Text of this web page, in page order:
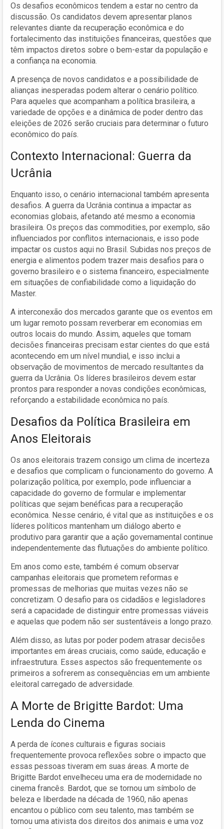
Os desafios econômicos tendem a estar no centro da
discussão. Os candidatos devem apresentar planos
relevantes diante da recuperação econômica e do
fortalecimento das instituições financeiras, questões que
têm impactos diretos sobre o bem-estar da população e
a confiança na economia.
A presença de novos candidatos e a possibilidade de
alianças inesperadas podem alterar o cenário político.
Para aqueles que acompanham a política brasileira, a
variedade de opções e a dinâmica de poder dentro das
eleições de 2026 serão cruciais para determinar o futuro
econômico do país.
Contexto Internacional: Guerra da
Ucrânia
Enquanto isso, o cenário internacional também apresenta
desafios. A guerra da Ucrânia continua a impactar as
economias globais, afetando até mesmo a economia
brasileira. Os preços das commodities, por exemplo, são
influenciados por conflitos internacionais, e isso pode
impactar os custos aqui no Brasil. Subidas nos preços de
energia e alimentos podem trazer mais desafios para o
governo brasileiro e o sistema financeiro, especialmente
em situações de confiabilidade como a liquidação do
Master.
A interconexão dos mercados garante que os eventos em
um lugar remoto possam reverberar em economias em
outros locais do mundo. Assim, aqueles que tomam
decisões financeiras precisam estar cientes do que está
acontecendo em um nível mundial, e isso inclui a
observação de movimentos de mercado resultantes da
guerra da Ucrânia. Os líderes brasileiros devem estar
prontos para responder a novas condições econômicas,
reforçando a estabilidade econômica no país.
Desafios da Política Brasileira em
Anos Eleitorais
Os anos eleitorais trazem consigo um clima de incerteza
e desafios que complicam o funcionamento do governo. A
polarização política, por exemplo, pode influenciar a
capacidade do governo de formular e implementar
políticas que sejam benéficas para a recuperação
econômica. Nesse cenário, é vital que as instituições e os
líderes políticos mantenham um diálogo aberto e
produtivo para garantir que a ação governamental continue
independentemente das flutuações do ambiente político.
Em anos como este, também é comum observar
campanhas eleitorais que prometem reformas e
promessas de melhorias que muitas vezes não se
concretizam. O desafio para os cidadãos e legisladores
será a capacidade de distinguir entre promessas viáveis
e aquelas que podem não ser sustentáveis a longo prazo.
Além disso, as lutas por poder podem atrasar decisões
importantes em áreas cruciais, como saúde, educação e
infraestrutura. Esses aspectos são frequentemente os
primeiros a sofrerem as consequências em um ambiente
eleitoral carregado de adversidade.
A Morte de Brigitte Bardot: Uma
Lenda do Cinema
A perda de ícones culturais e figuras sociais
frequentemente provoca reflexões sobre o impacto que
essas pessoas tiveram em suas áreas. A morte de
Brigitte Bardot envelheceu uma era de modernidade no
cinema francês. Bardot, que se tornou um símbolo de
beleza e liberdade na década de 1960, não apenas
encantou o público com seu talento, mas também se
tornou uma ativista dos direitos dos animais e uma voz